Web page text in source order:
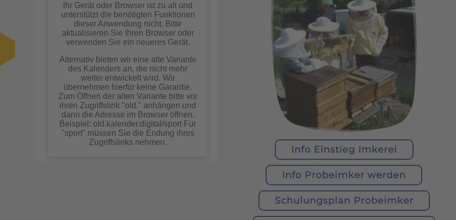
Info Einstieg Imkerei
Info Probeimker werden
Schulungsplan Probeimker